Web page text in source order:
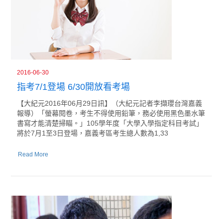
2016-06-30
指考7/1登場 6/30開放看考場
【大紀元2016年06月29日訊】（大紀元記者李擷瓔台灣嘉義
報導）「螢幕閱卷，考生不得使用鉛筆，務必使用黑色墨水筆
書寫才能清楚掃瞄。」105學年度「大學入學指定科目考試」
將於7月1至3日登場，嘉義考區考生總人數為1,33
Read More